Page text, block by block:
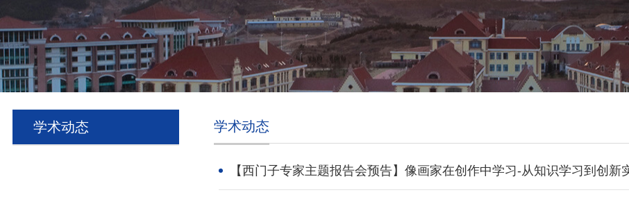
学术动态 学术动态
【西门子专家主题报告会预告】像画家在创作中学习-从知识学习到创新